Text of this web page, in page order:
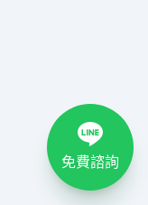
免費諮詢